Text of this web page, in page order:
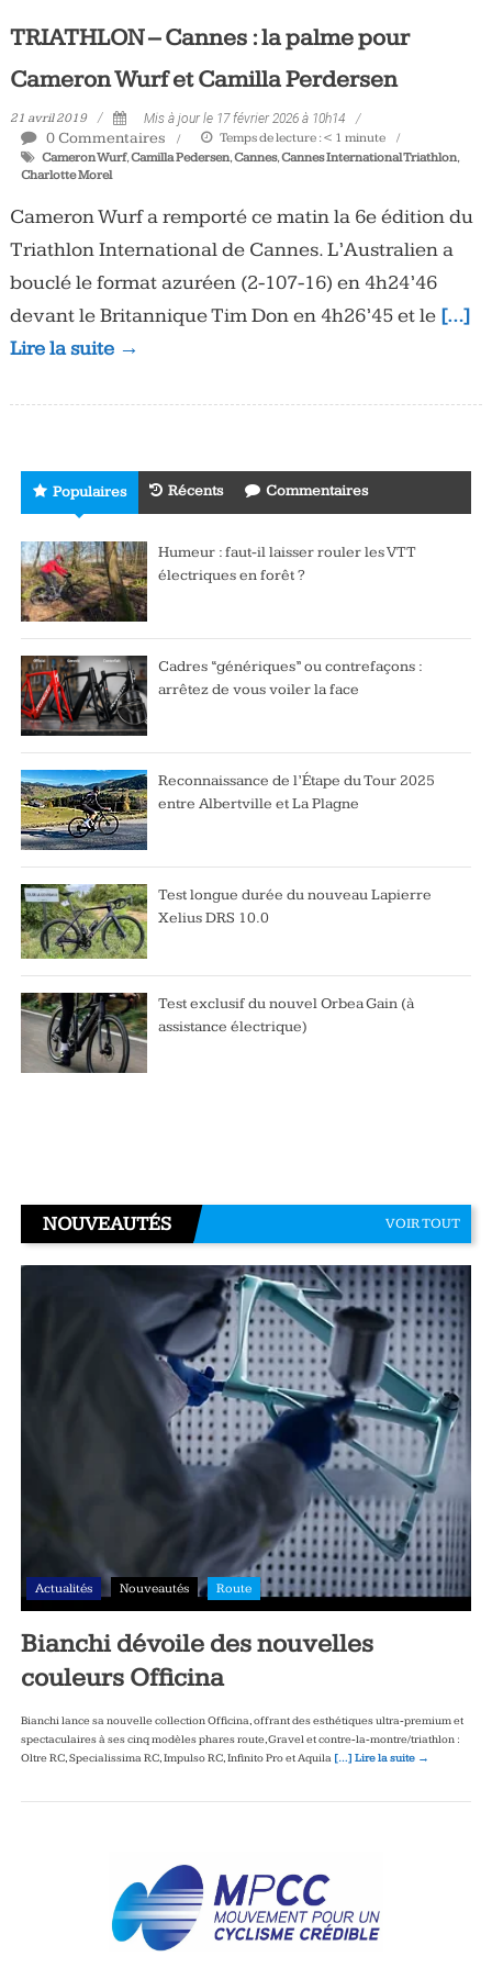
les
jours,
actualité
vélo
et
triathlon
TRIATHLON – Cannes : la palme pour
Cameron Wurf et Camilla Perdersen
21 avril 2019 Mis à jour le 17 février 2026 à 10h14
0 Commentaires Temps de lecture : < 1 minute
Cameron Wurf,Camilla Pedersen,Cannes,Cannes International Triathlon,
Charlotte Morel
Cameron Wurf a remporté ce matin la 6e édition du
Triathlon International de Cannes. L’Australien a
bouclé le format azuréen (2-107-16) en 4h24’46
devant le Britannique Tim Don en 4h26’45 et le […]
Lire la suite →
Populaires Récents Commentaires
Humeur : faut-il laisser rouler les VTT
électriques en forêt ?
Cadres “génériques” ou contrefaçons :
arrêtez de vous voiler la face
Reconnaissance de l’Étape du Tour 2025
entre Albertville et La Plagne
Test longue durée du nouveau Lapierre
Xelius DRS 10.0
Test exclusif du nouvel Orbea Gain (à
assistance électrique)
NOUVEAUTÉS VOIR TOUT
Actualités Nouveautés Route
Bianchi dévoile des nouvelles
couleurs Officina
Bianchi lance sa nouvelle collection Officina, offrant des esthétiques ultra‑premium et
spectaculaires à ses cinq modèles phares route, Gravel et contre‑la‑montre/triathlon :
Oltre RC, Specialissima RC, Impulso RC, Infinito Pro et Aquila […] Lire la suite →